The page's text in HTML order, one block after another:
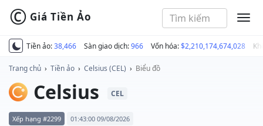
Tiền ảo:38,466 Sàn giao dịch:966 Vốn hóa:$2,210,174,674,028
© Giá Tiền Ảo
Trang chủ › Tiền ảo › Celsius (CEL) › Biểu đồ
Celsius CEL
Xếp hạng #2299 01:43:00 09/08/2026